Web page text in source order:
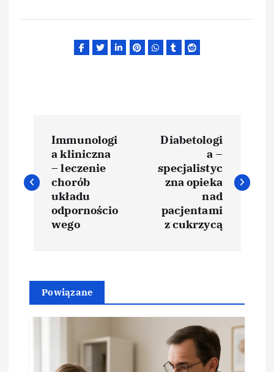
w
a
c
Immunologi
a kliniczna
– leczenie
chorób
układu
odpornościo
wego
Diabetologi
a –
specjalistyc
zna opieka
nad
pacjentami
z cukrzycą
Powiązane